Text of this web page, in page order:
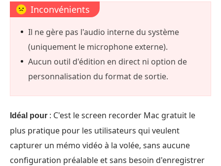
Inconvénients
Il ne gère pas l'audio interne du système
(uniquement le microphone externe).
Aucun outil d'édition en direct ni option de
personnalisation du format de sortie.
Idéal pour : C'est le screen recorder Mac gratuit le
plus pratique pour les utilisateurs qui veulent
capturer un mémo vidéo à la volée, sans aucune
configuration préalable et sans besoin d'enregistrer